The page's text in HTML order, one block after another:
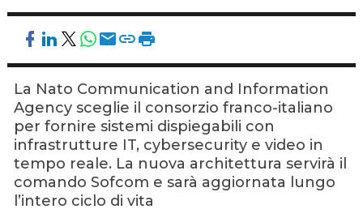
La Nato Communication and Information
Agency sceglie il consorzio franco-italiano
per fornire sistemi dispiegabili con
infrastrutture IT, cybersecurity e video in
tempo reale. La nuova architettura servirà il
comando Sofcom e sarà aggiornata lungo
l’intero ciclo di vita